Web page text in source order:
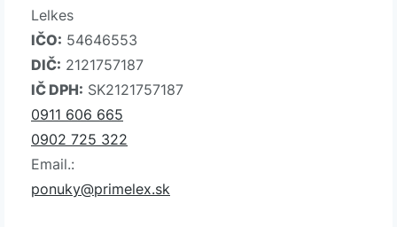
Lelkes
IČO: 54646553
DIČ: 2121757187
IČ DPH: SK2121757187
0911 606 665
0902 725 322
Email.:
ponuky@primelex.sk